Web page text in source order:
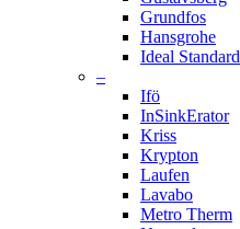
Grundfos
Hansgrohe
Ideal Standard
–
Ifö
InSinkErator
Kriss
Krypton
Laufen
Lavabo
Metro Therm